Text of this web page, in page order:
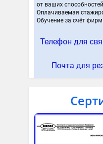
от ваших
Оплачиваемая
Обучение за счёт
Телефон для
Почта для